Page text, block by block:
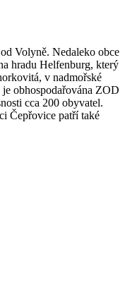
Volyně. Nedaleko obce
hradu Helfenburg, který
v nadmořské
obhospodařována ZOD
cca 200 obyvatel.
Čepřovice patří také